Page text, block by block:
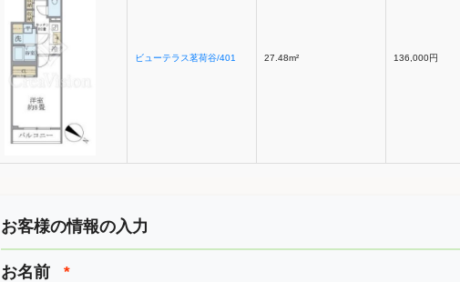
ビューテラス茗荷谷/401 27.48m² 136,000円
お客様の情報の入力
お名前 *